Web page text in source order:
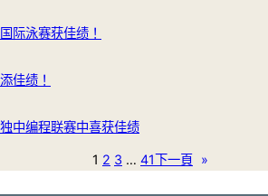
际泳赛获佳绩！
佳绩！
中编程联赛中喜获佳绩
1 2 3 … 41下一頁 »